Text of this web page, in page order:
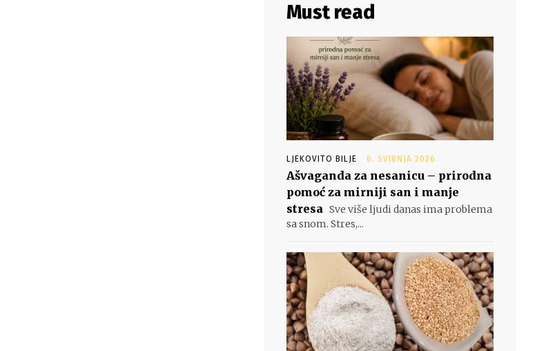
Must read
LJEKOVITO BILJE 6. SVIBNJA 2026.
Ašvaganda za nesanicu – prirodna
pomoć za mirniji san i manje
stresa Sve više ljudi danas ima problema
sa snom. Stres,...